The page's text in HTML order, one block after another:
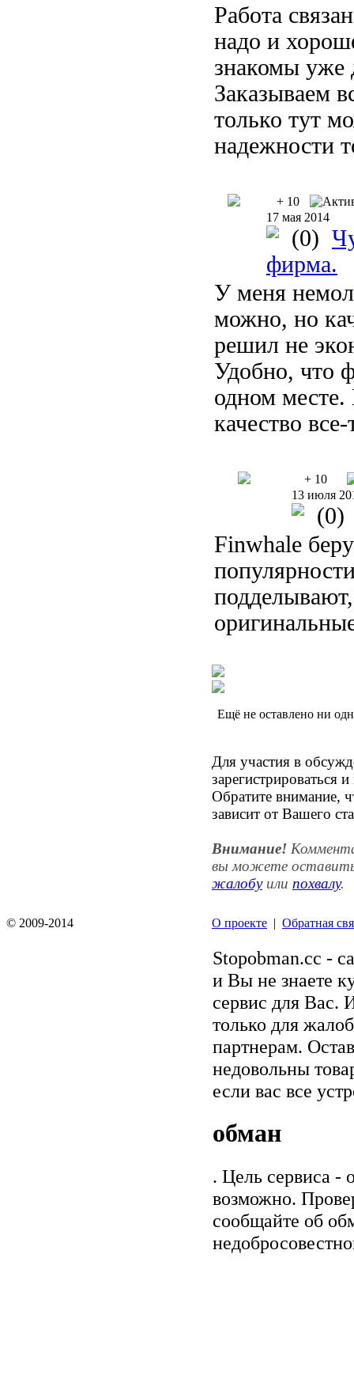
Работа
надо и
знакомы уже
Заказываем
только тут
надежности
+ 10
17 мая 2014
(0)
фирма.
У меня
можно, но
решил не
Удобно, что
одном месте.
качество
+ 10
13 июля
(0)
Finwhale
Ещё не оставлено ни
Для участия в
зарегистрироваться
Обратите внимание,
зависит от Вашего
Внимание!
вы можете
жалобуили похвалу.
© 2009-2014 О проекте | Обратная
Stopobman.cc -
и Вы не знаете
сервис для Вас.
только для
партнерам.
недовольны
если вас все
обман
. Цель сервиса -
возможно.
сообщайте об